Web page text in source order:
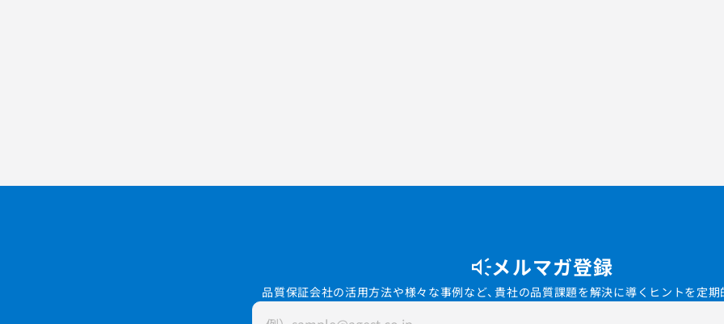
メルマガ登録
品質保証会社の活用方法や様々な事例など、貴社の品質課題を解決に導くヒントを定期